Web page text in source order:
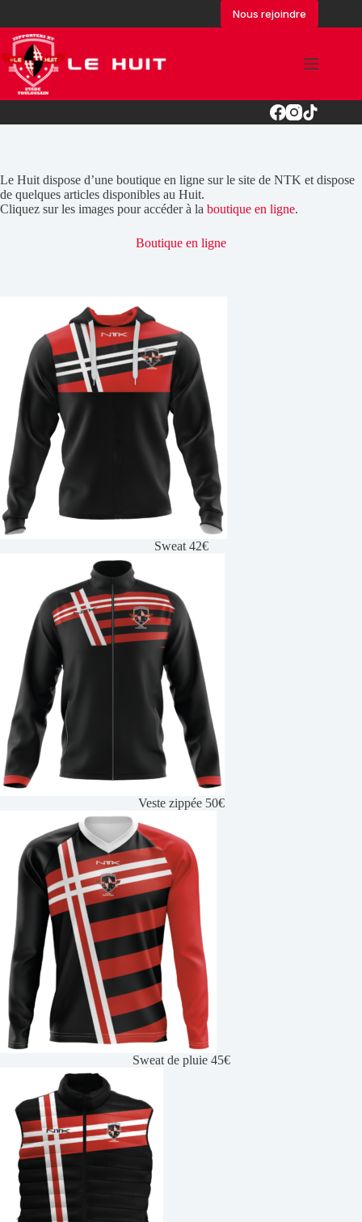
contenu
Nous rejoindre
Le Huit dispose d’une boutique en ligne sur le site de NTK et dispose
de quelques articles disponibles au Huit.
Cliquez sur les images pour accéder à la boutique en ligne.
Boutique en ligne
Sweat 42€
Veste zippée 50€
Sweat de pluie 45€